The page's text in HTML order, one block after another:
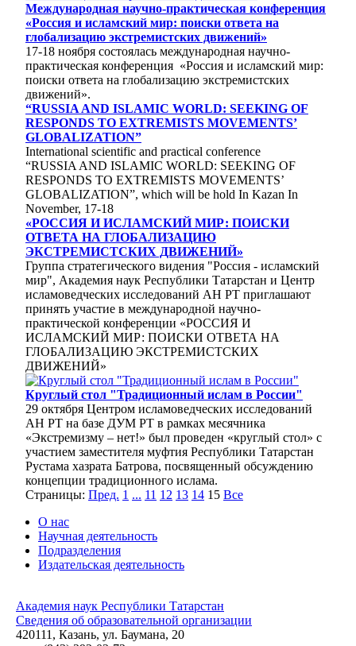
Международная научно-практическая конференция
«Россия и исламский мир: поиски ответа на
глобализацию экстремистских движений»
17-18 ноября состоялась международная научно-
практическая конференция «Россия и исламский мир:
поиски ответа на глобализацию экстремистских
движений».
“RUSSIA AND ISLAMIC WORLD: SEEKING OF
RESPONDS TO EXTREMISTS MOVEMENTS’
GLOBALIZATION”
International scientific and practical conference
“RUSSIA AND ISLAMIC WORLD: SEEKING OF
RESPONDS TO EXTREMISTS MOVEMENTS’
GLOBALIZATION”, which will be hold In Kazan In
November, 17-18
«РОССИЯ И ИСЛАМСКИЙ МИР: ПОИСКИ
ОТВЕТА НА ГЛОБАЛИЗАЦИЮ
ЭКСТРЕМИСТСКИХ ДВИЖЕНИЙ»
Группа стратегического видения "Россия - исламский
мир", Академия наук Республики Татарстан и Центр
исламоведческих исследований АН РТ приглашают
принять участие в международной научно-
практической конференции «РОССИЯ И
ИСЛАМСКИЙ МИР: ПОИСКИ ОТВЕТА НА
ГЛОБАЛИЗАЦИЮ ЭКСТРЕМИСТСКИХ
ДВИЖЕНИЙ»
Круглый стол "Традиционный ислам в России"
29 октября Центром исламоведческих исследований
АН РТ на базе ДУМ РТ в рамках месячника
«Экстремизму – нет!» был проведен «круглый стол» с
участием заместителя муфтия Республики Татарстан
Рустама хазрата Батрова, посвященный обсуждению
концепции традиционного ислама.
Страницы: Пред. 1 ... 11 12 13 14 15 Все
О нас
Научная деятельность
Подразделения
Издательская деятельность
Академия наук Республики Татарстан
Сведения об образовательной организации
420111, Казань, ул. Баумана, 20